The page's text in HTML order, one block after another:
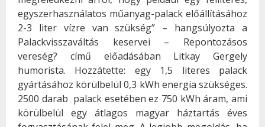
egyszerhasználatos műanyag-palack előállításához
2-3 liter vízre van szükség” – hangsúlyozta a
Palackvisszaváltás keservei – Repontozásos
vereség? című előadásában Litkay Gergely
humorista. Hozzátette: egy 1,5 literes palack
gyártásához körülbelül 0,3 kWh energia szükséges.
2500 darab palack esetében ez 750 kWh áram, ami
körülbelül egy átlagos magyar háztartás éves